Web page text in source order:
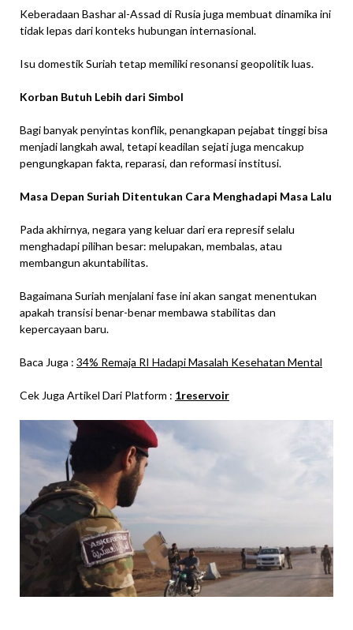
Keberadaan Bashar al-Assad di Rusia juga membuat dinamika ini
tidak lepas dari konteks hubungan internasional.
Isu domestik Suriah tetap memiliki resonansi geopolitik luas.
Korban Butuh Lebih dari Simbol
Bagi banyak penyintas konflik, penangkapan pejabat tinggi bisa
menjadi langkah awal, tetapi keadilan sejati juga mencakup
pengungkapan fakta, reparasi, dan reformasi institusi.
Masa Depan Suriah Ditentukan Cara Menghadapi Masa Lalu
Pada akhirnya, negara yang keluar dari era represif selalu
menghadapi pilihan besar: melupakan, membalas, atau
membangun akuntabilitas.
Bagaimana Suriah menjalani fase ini akan sangat menentukan
apakah transisi benar-benar membawa stabilitas dan
kepercayaan baru.
Baca Juga : 34% Remaja RI Hadapi Masalah Kesehatan Mental
Cek Juga Artikel Dari Platform : 1reservoir